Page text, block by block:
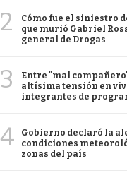
2
Cómo fue el siniestro
que murió Gabriel
general de Drogas
3
Entre "mal
altísima tensión en
integrantes de
4
Gobierno declaró la
condiciones
zonas del país